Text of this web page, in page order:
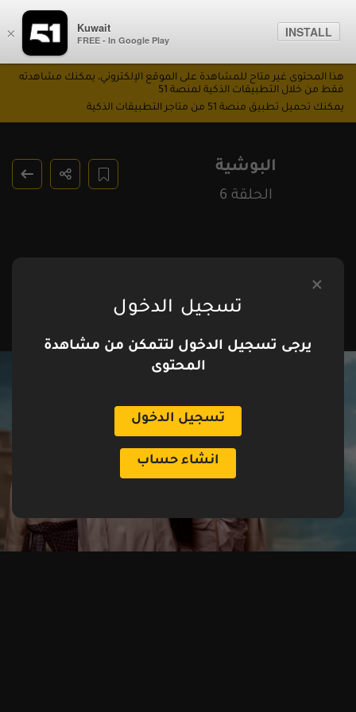
× Kuwait
FREE - In Google Play
INSTALL
البوشية
الحلقة 6
هذا المحتوى غير متاح للمشاهدة على الموقع الإلكتروني، يمكنك مشاهدته
فقط من خلال التطبيقات الذكية لمنصة 51
يمكنك تحميل تطبيق منصة 51 من متاجر التطبيقات الذكية
تسجيل الدخول
يرجى تسجيل الدخول لتتمكن من مشاهدة
المحتوى
تسجيل الدخول
انشاء حساب